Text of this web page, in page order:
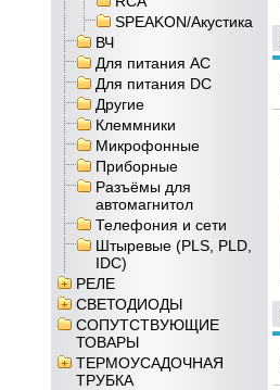
SPEAKON/Акустика
ВЧ
Для питания AC
Для питания DC
Другие
Клеммники
Микрофонные
Приборные
Разъёмы для
автомагнитол
Телефония и сети
Штыревые (PLS, PLD,
IDC)
РЕЛЕ
СВЕТОДИОДЫ
СОПУТСТВУЮЩИЕ
ТОВАРЫ
ТЕРМОУСАДОЧНАЯ
ТРУБКА